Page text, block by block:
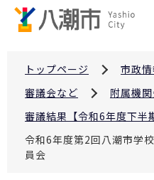
トップページ 市政情
審議会など
附属機
審議結果【令和6年度下半
令和6年度第2回八潮市学
員会